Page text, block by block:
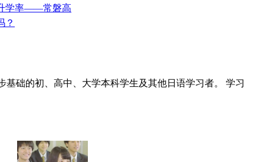
学率——常磐高
？
础的初、高中、大学本科学生及其他日语学习者。 学习